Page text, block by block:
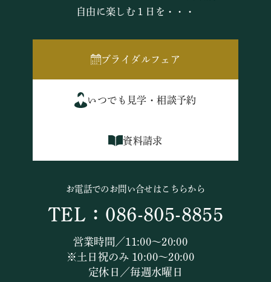
自由に楽しむ１日を・・・
ブライダルフェア
いつでも見学・相談予約
資料請求
お電話でのお問い合せはこちらから
TEL：086-805-8855
営業時間／11:00～20:00
※土日祝のみ 10:00～20:00
定休日／毎週水曜日